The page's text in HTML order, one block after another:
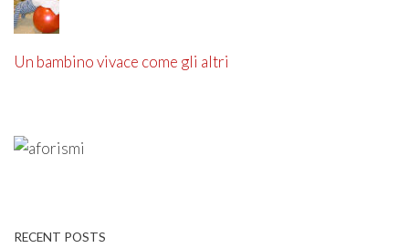
Un bambino vivace come gli altri
RECENT POSTS